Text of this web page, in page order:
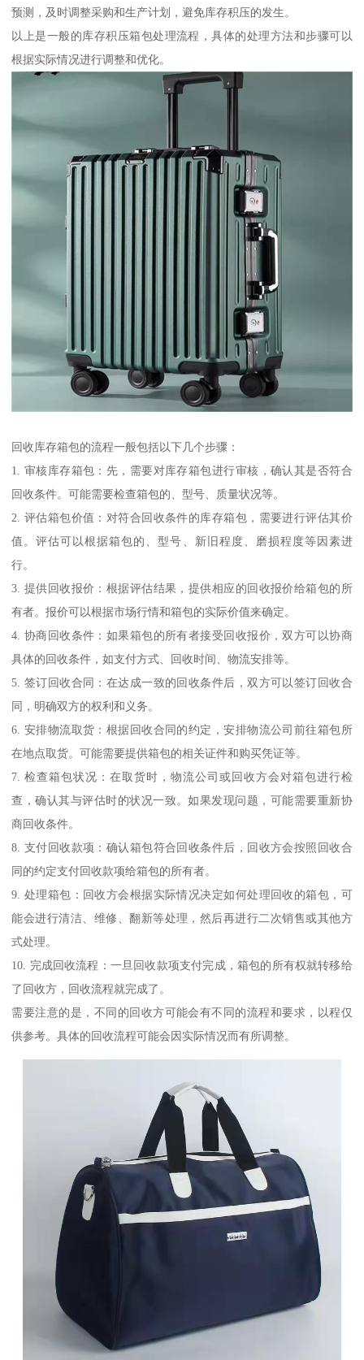
预测，及时调整采购和生产计划，避免库存积压的发生。
以上是一般的库存积压箱包处理流程，具体的处理方法和步骤可以
根据实际情况进行调整和优化。
回收库存箱包的流程一般包括以下几个步骤：
1. 审核库存箱包：先，需要对库存箱包进行审核，确认其是否符合
回收条件。可能需要检查箱包的、型号、质量状况等。
2. 评估箱包价值：对符合回收条件的库存箱包，需要进行评估其价
值。评估可以根据箱包的、型号、新旧程度、磨损程度等因素进
行。
3. 提供回收报价：根据评估结果，提供相应的回收报价给箱包的所
有者。报价可以根据市场行情和箱包的实际价值来确定。
4. 协商回收条件：如果箱包的所有者接受回收报价，双方可以协商
具体的回收条件，如支付方式、回收时间、物流安排等。
5. 签订回收合同：在达成一致的回收条件后，双方可以签订回收合
同，明确双方的权利和义务。
6. 安排物流取货：根据回收合同的约定，安排物流公司前往箱包所
在地点取货。可能需要提供箱包的相关证件和购买凭证等。
7. 检查箱包状况：在取货时，物流公司或回收方会对箱包进行检
查，确认其与评估时的状况一致。如果发现问题，可能需要重新协
商回收条件。
8. 支付回收款项：确认箱包符合回收条件后，回收方会按照回收合
同的约定支付回收款项给箱包的所有者。
9. 处理箱包：回收方会根据实际情况决定如何处理回收的箱包，可
能会进行清洁、维修、翻新等处理，然后再进行二次销售或其他方
式处理。
10. 完成回收流程：一旦回收款项支付完成，箱包的所有权就转移给
了回收方，回收流程就完成了。
需要注意的是，不同的回收方可能会有不同的流程和要求，以程仅
供参考。具体的回收流程可能会因实际情况而有所调整。